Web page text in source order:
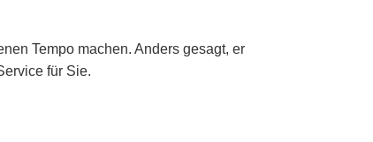
Tempo machen. Anders gesagt, er
für Sie.